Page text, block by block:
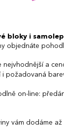
bloky i
objednáte
nejvhodnější a
požadovaná
on-line:
vám dodáme až